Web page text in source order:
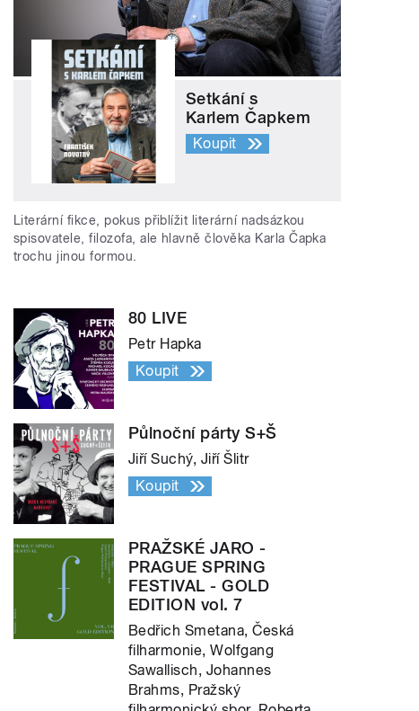
Setkání s
Karlem Čapkem
Koupit
Literární fikce, pokus přiblížit literární nadsázkou
spisovatele, filozofa, ale hlavně člověka Karla Čapka
trochu jinou formou.
80 LIVE
Petr Hapka
Koupit
Půlnoční párty S+Š
Jiří Suchý, Jiří Šlitr
Koupit
PRAŽSKÉ JARO -
PRAGUE SPRING
FESTIVAL - GOLD
EDITION vol. 7
Bedřich Smetana, Česká
filharmonie, Wolfgang
Sawallisch, Johannes
Brahms, Pražský